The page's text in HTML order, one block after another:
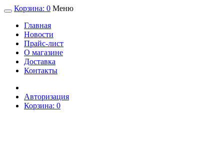
Корзина: 0 Меню
Главная
Новости
Прайс-лист
О магазине
Доставка
Контакты
Авторизация
Корзина: 0